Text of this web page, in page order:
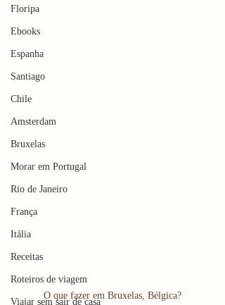
Floripa
Ebooks
Espanha
Santiago
Chile
Amsterdam
Bruxelas
Morar em Portugal
Rio de Janeiro
França
Itália
Receitas
Roteiros de viagem
Viajar sem sair de casa
O que fazer em Bruxelas, Bélgica?